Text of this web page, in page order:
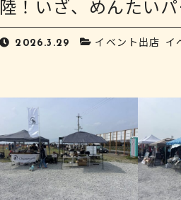
陸！いざ、めんたいパ
2026.3.29 イベント出店 イ